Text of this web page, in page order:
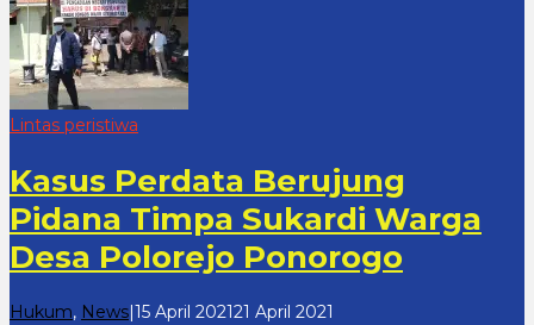
Lintas peristiwa
Kasus Perdata Berujung
Pidana Timpa Sukardi Warga
Desa Polorejo Ponorogo
Hukum, News 15 April 202121 April 2021